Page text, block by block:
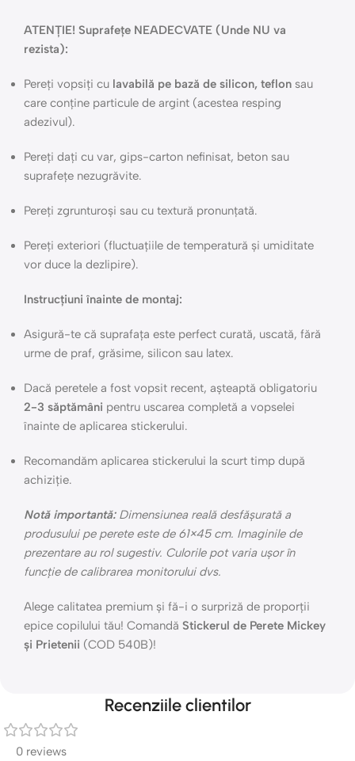
ATENȚIE! Suprafețe NEADECVATE (Unde NU va
rezista):
Pereți vopsiți cu lavabilă pe bază de silicon, teflon sau
care conține particule de argint (acestea resping
adezivul).
Pereți dați cu var, gips-carton nefinisat, beton sau
suprafețe nezugrăvite.
Pereți zgrunturoși sau cu textură pronunțată.
Pereți exteriori (fluctuațiile de temperatură și umiditate
vor duce la dezlipire).
Instrucțiuni înainte de montaj:
Asigură-te că suprafața este perfect curată, uscată, fără
urme de praf, grăsime, silicon sau latex.
Dacă peretele a fost vopsit recent, așteaptă obligatoriu
2-3 săptămâni pentru uscarea completă a vopselei
înainte de aplicarea stickerului.
Recomandăm aplicarea stickerului la scurt timp după
achiziție.
Notă importantă:Dimensiunea reală desfășurată a
produsului pe perete este de 61×45 cm. Imaginile de
prezentare au rol sugestiv. Culorile pot varia ușor în
funcție de calibrarea monitorului dvs.
Alege calitatea premium și fă-i o surpriză de proporții
epice copilului tău! Comandă Stickerul de Perete Mickey
și Prietenii (COD 540B)!
Recenziile clientilor
0 reviews